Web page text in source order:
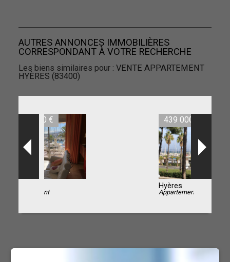
AUTRES ANNONCES IMMOBILIÈRES
CORRESPONDANT À VOTRE RECHERCHE
Les biens similaires pour : VENTE APPARTEMENT
HYÈRES (83400)